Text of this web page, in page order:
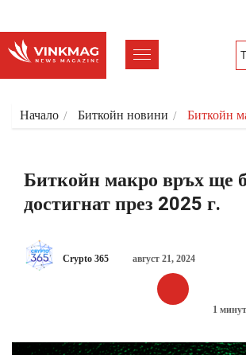
Начало Биткойн новини Биткойн
Биткойн макро връх ще
достигнат през 2025 г.
Crypto 365 август 21, 2024
1